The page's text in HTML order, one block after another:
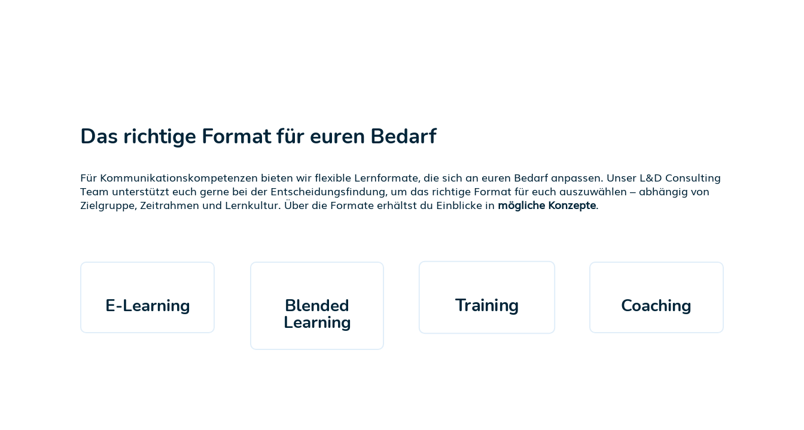
Das richtige Format für euren Bedarf
Für Kommunikationskompetenzen bieten wir flexible Lernformate, die sich an euren Bedarf anpassen. Unser L&D Consulting
Team unterstützt euch gerne bei der Entscheidungsfindung, um das richtige Format für euch auszuwählen – abhängig von
Zielgruppe, Zeitrahmen und Lernkultur. Über die Formate erhältst du Einblicke in mögliche Konzepte.
E-Learning Blended
Learning
Training Coaching